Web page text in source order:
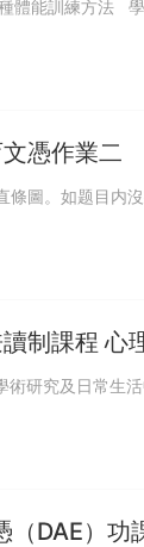
憑作業二
制課程 心
（DAE）功